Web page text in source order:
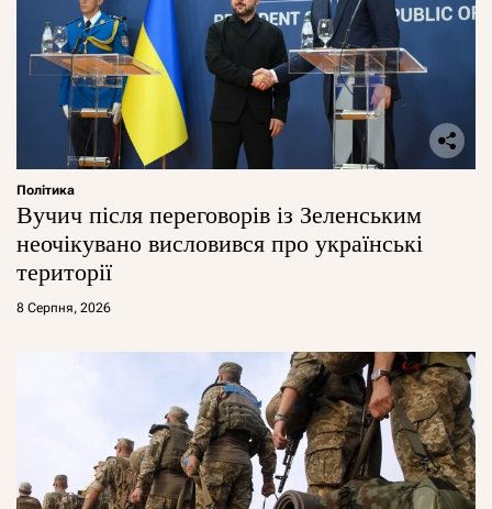
Політика
Вучич після переговорів із Зеленським
неочікувано висловився про українські
території
8 Серпня, 2026